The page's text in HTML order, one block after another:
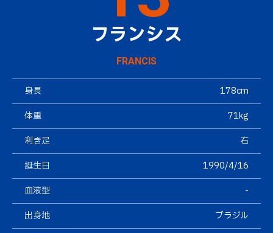
フランシス
FRANCIS
身長
178cm
体重
71kg
利き足
右
誕生日
1990/4/16
血液型
-
出身地
ブラジル